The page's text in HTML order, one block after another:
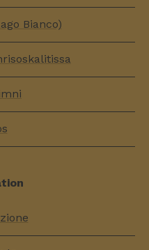
Bianco)